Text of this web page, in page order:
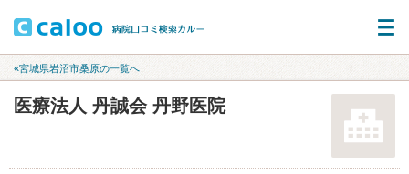
«宮城県岩沼市桑原の一覧へ
医療法人 丹誠会 丹野医院